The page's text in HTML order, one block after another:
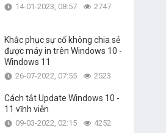
14-01-2023, 08:57 2747
Khắc phục sự cố không chia sẻ
được máy in trên Windows 10 -
Windows 11
26-07-2022, 07:55 2523
Cách tắt Update Windows 10 -
11 vĩnh viễn
09-03-2022, 02:15 4252